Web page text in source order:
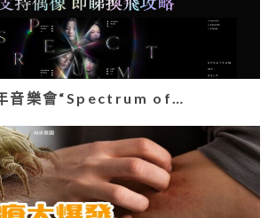
音樂會“Spectrum of…